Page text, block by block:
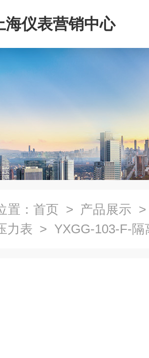
海仪表营销中心
置： 首页 > 产品展示
力表 > YXGG-103-F-隔